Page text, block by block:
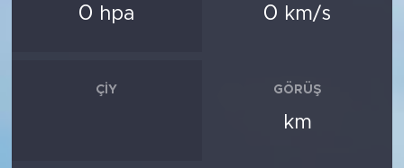
0 hpa 0 km/s
ÇIY GÖRÜŞ
km